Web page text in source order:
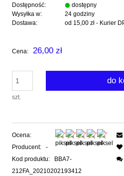
Dostępność:
dostępny
Wysyłka w:
24 godziny
Dostawa:
od 15,00 zł - Kurier
Cena nie zawiera ewentualnych
Cena: 26,00 zł
szt.
do
Ocena:
Producent:
-
Kod produktu:
BBA7-
212FA_20210202193412